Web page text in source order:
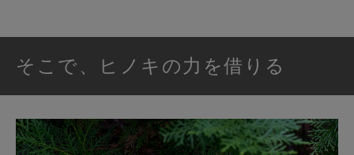
そこで、ヒノキの力を借りる